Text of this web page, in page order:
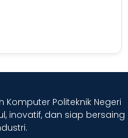
Politeknik Negeri
inovatif, dan siap bersaing